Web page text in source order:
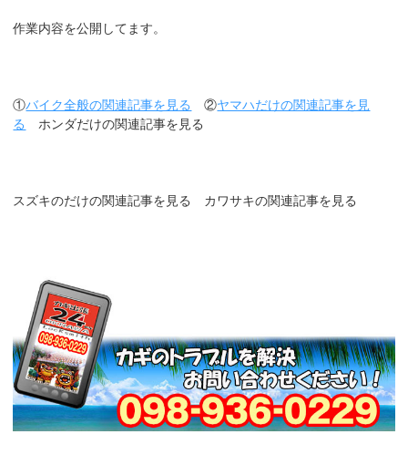
作業内容を公開してます。
①バイク全般の関連記事を見る ②ヤマハだけの関連記事を見
る
ホンダだけの関連記事を見る
スズキのだけの関連記事を見る カワサキの関連記事を見る